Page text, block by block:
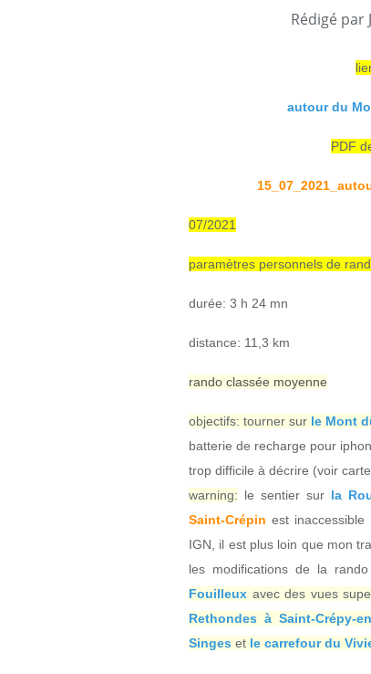
Rédigé par
autour du
PDF
07/2021
paramètres personnels de
durée: 3 h 24 mn
distance: 11,3 km
rando classée moyenne
objectifs: tourner sur le Mont
batterie de recharge pour
trop difficile à décrire (voir
warning: le sentier sur la
Saint-Crépin est
IGN, il est plus loin que mon
les modifications de la
Fouilleux avec des vues
Rethondes à Saint-Crépy-
Singes et le carrefour du